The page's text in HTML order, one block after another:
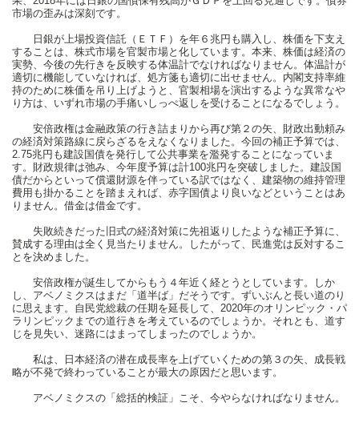
市場の歪みは深刻です。
日銀が上場投資信託（ＥＴＦ）を年６兆円も購入し、株価を下支え
することは、株式市場を官製市場と化しています。本来、株価は経済の
実勢、今後の先行きを反映する体温計でなければなりません。体温計が
適切に機能していなければ、処方箋も適切に出せません。内閣支持率維
持のために株価を吊り上げようと、官製相場を演出するような異常なや
り方は、いずれ市場の手痛いしっぺ返しを受けることになるでしょう。
安倍政権は金融政策の行き詰まりから再び第２の矢、財政出動頼み
の経済対策路線に戻らざるをえなくなりました。今回の補正予算では、
2.75兆円も建設国債を発行して公共事業を濫発することになっていま
す。財政規律は弛み、今年度予算は計100兆円を突破しました。建設国
債だからといって償還財源を伴っている訳ではなく、建築物の維持管理
費用も掛かることを踏まえれば、赤字国債より良いなどということはあ
りません。借金は借金です。
失敗続きだった旧式の経済対策に先祖返りしたような補正予算に、
賛成する理由は全く見当たりません。したがって、民進党は反対するこ
とを決めました。
安倍政権が誕生してからもう４年近く経とうとしています。しか
し、アベノミクスはまだ「道半ば」だそうです。ずいぶんと長い道のり
に思えます。自民党総裁の任期を延長して、2020年のオリンピック・パ
ラリンピックまでの道行きを考えているのでしょうか。それとも、道す
じを見失い、迷路にはまってしまったのでしょうか。
私は、日本経済の潜在成長率を上げていくための第３の矢、成長戦
略が不発で終わっていることが最大の原因だと思います。
アベノミクスの「総括的検証」こそ、今やらなければなりません。